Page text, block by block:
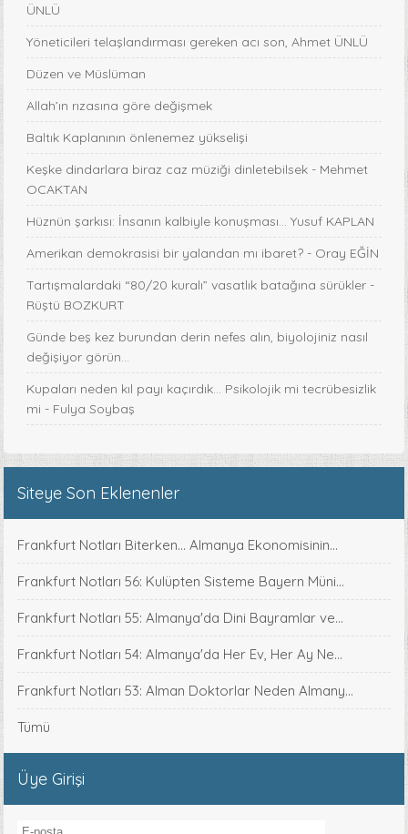
ÜNLÜ
Yöneticileri telaşlandırması gereken acı son, Ahmet ÜNLÜ
Düzen ve Müslüman
Allah’ın rızasına göre değişmek
Baltık Kaplanının önlenemez yükselişi
Keşke dindarlara biraz caz müziği dinletebilsek - Mehmet
OCAKTAN
Hüznün şarkısı: İnsanın kalbiyle konuşması... Yusuf KAPLAN
Amerikan demokrasisi bir yalandan mı ibaret? - Oray EĞİN
Tartışmalardaki “80/20 kuralı” vasatlık batağına sürükler -
Rüştü BOZKURT
Günde beş kez burundan derin nefes alın, biyolojiniz nasıl
değişiyor görün...
Kupaları neden kıl payı kaçırdık… Psikolojik mi tecrübesizlik
mi - Fulya Soybaş
Siteye Son Eklenenler
Frankfurt Notları Biterken... Almanya Ekonomisinin...
Frankfurt Notları 56: Kulüpten Sisteme Bayern Müni...
Frankfurt Notları 55: Almanya'da Dini Bayramlar ve...
Frankfurt Notları 54: Almanya'da Her Ev, Her Ay Ne...
Frankfurt Notları 53: Alman Doktorlar Neden Almany...
Tümü
Üye Girişi